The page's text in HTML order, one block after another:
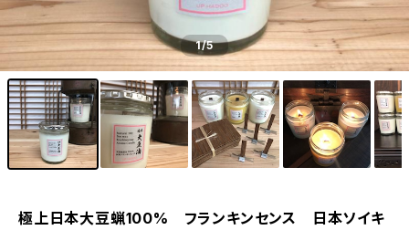
1/5
極上日本大豆蝋100% フランキンセンス 日本ソイキ